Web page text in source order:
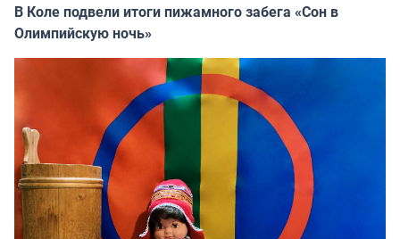
В Коле подвели итоги пижамного забега «Сон в
Олимпийскую ночь»